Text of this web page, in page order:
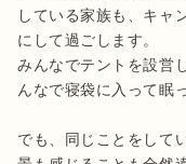
している家族も、キャ
にして過ごします。
みんなでテントを設営
んなで寝袋に入って眠
でも、同じことをして